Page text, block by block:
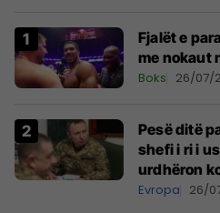
Fjalët e
me nokaut
Boks 26/07/
Pesë ditë
shefi i ri i
urdhëron
Evropa 26/